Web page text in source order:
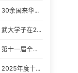
30余国来华...
武大学子在2...
第十一届全...
2025年度十...